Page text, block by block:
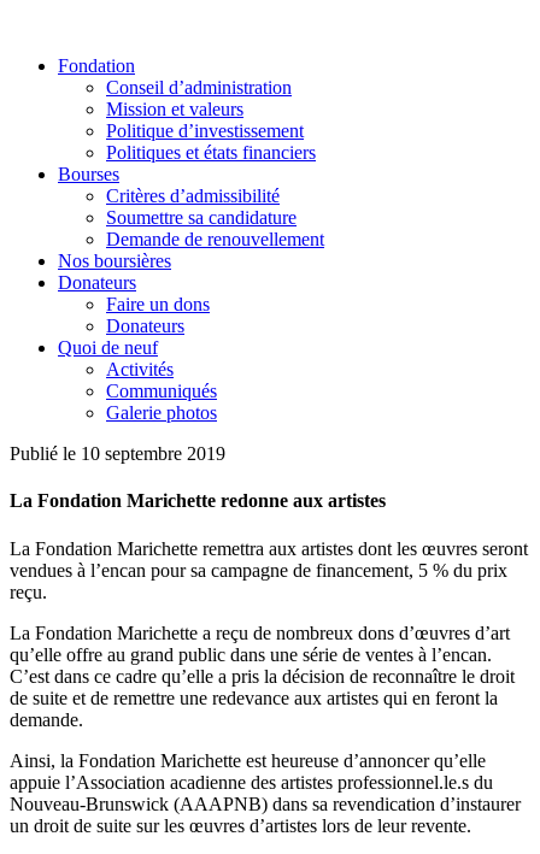
Fondation
Conseil d’administration
Mission et valeurs
Politique d’investissement
Politiques et états financiers
Bourses
Critères d’admissibilité
Soumettre sa candidature
Demande de renouvellement
Nos boursières
Donateurs
Faire un dons
Donateurs
Quoi de neuf
Activités
Communiqués
Galerie photos
Publié le 10 septembre 2019
La Fondation Marichette redonne aux artistes
La Fondation Marichette remettra aux artistes dont les œuvres seront
vendues à l’encan pour sa campagne de financement, 5 % du prix
reçu.
La Fondation Marichette a reçu de nombreux dons d’œuvres d’art
qu’elle offre au grand public dans une série de ventes à l’encan.
C’est dans ce cadre qu’elle a pris la décision de reconnaître le droit
de suite et de remettre une redevance aux artistes qui en feront la
demande.
Ainsi, la Fondation Marichette est heureuse d’annoncer qu’elle
appuie l’Association acadienne des artistes professionnel.le.s du
Nouveau-Brunswick (AAAPNB) dans sa revendication d’instaurer
un droit de suite sur les œuvres d’artistes lors de leur revente.